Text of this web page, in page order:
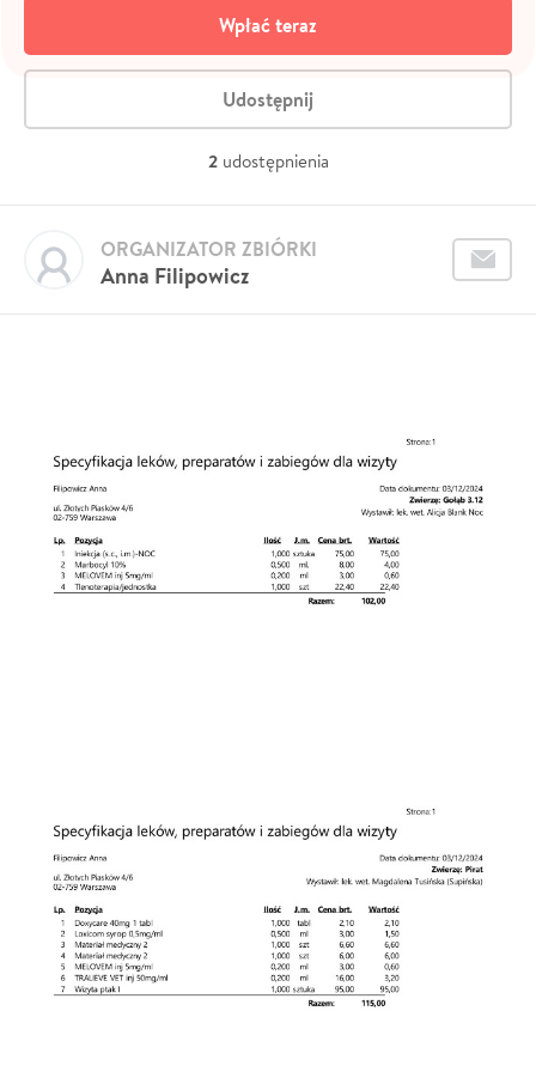
Wpłać teraz
Udostępnij
2 udostępnienia
Anna Filipowicz
ORGANIZATOR ZBIÓRKI